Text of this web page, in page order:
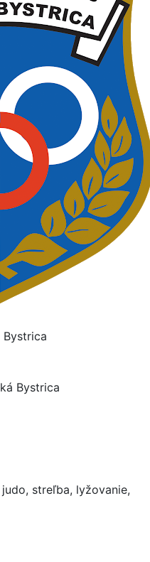
Bystrica
streľba, lyžovanie,